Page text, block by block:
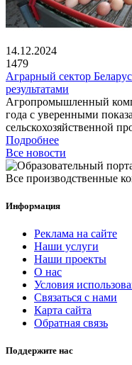
14.12.2024
1479
Аграрный сектор
результатами
Агропромышленный
года с уверенными
сельскохозяйственной
Подробнее
Все новости
Все производственные
Информация
Реклама на сайте
Наши услуги
Наши проекты
О нас
Условия
Связаться с нами
Карта сайта
Обратная связь
Поддержите нас